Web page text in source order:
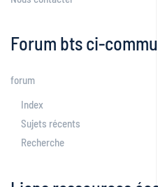
Forum bts ci-
forum
Index
Sujets récents
Recherche